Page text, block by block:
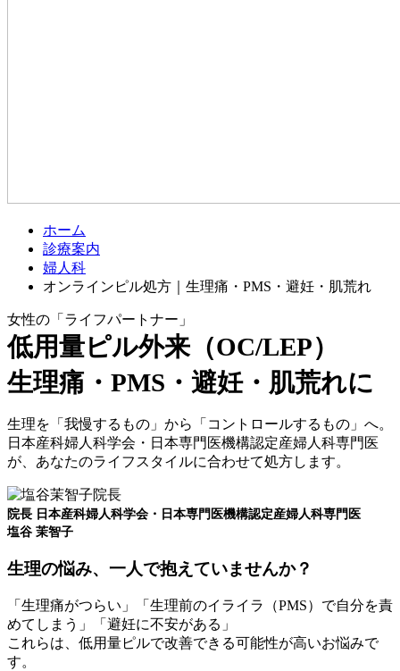
ホーム
診療案内
婦人科
オンラインピル処方｜生理痛・PMS・避妊・肌荒れ
女性の「ライフパートナー」
低用量ピル外来（OC/LEP）
生理痛・PMS・避妊・肌荒れに
生理を「我慢するもの」から「コントロールするもの」へ。
日本産科婦人科学会・日本専門医機構認定産婦人科専門医
が、あなたのライフスタイルに合わせて処方します。
院長 日本産科婦人科学会・日本専門医機構認定産婦人科専門医
塩谷 茉智子
生理の悩み、一人で抱えていませんか？
「生理痛がつらい」「生理前のイライラ（PMS）で自分を責
めてしまう」「避妊に不安がある」
これらは、低用量ピルで改善できる可能性が高いお悩みで
す。